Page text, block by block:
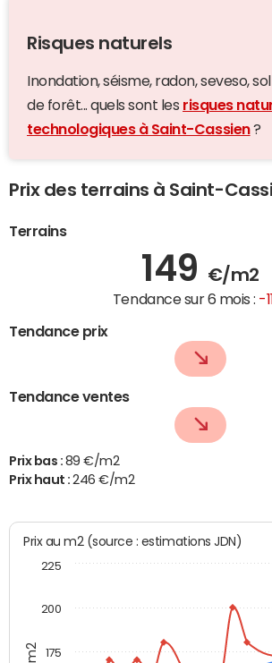
Risques naturels
Inondation, séisme, radon, seveso,
de forêt... quels sont les risques
technologiques à Saint-Cassien?
Prix des terrains à Saint-
Terrains
149 €/m2
Tendance sur 6 mois : -
Tendance prix
Tendance ventes
Prix bas : 89 €/m2
Prix haut :246 €/m2
Prix au m2 (source : estimations JDN)
175
200
225